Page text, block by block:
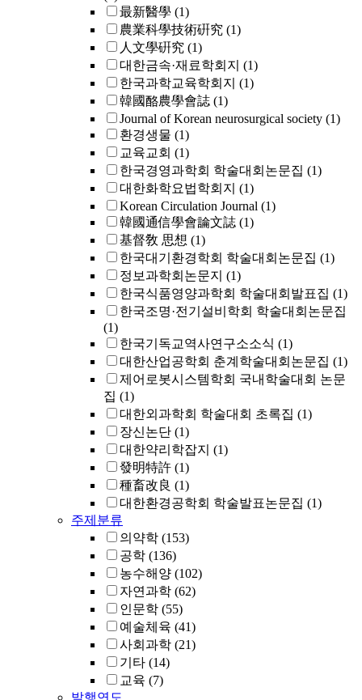
最新醫學 (1)
農業科學技術硏究 (1)
人文學硏究 (1)
대한금속·재료학회지 (1)
한국과학교육학회지 (1)
韓國酪農學會誌 (1)
Journal of Korean neurosurgical society (1)
환경생물 (1)
교육교회 (1)
한국경영과학회 학술대회논문집 (1)
대한화학요법학회지 (1)
Korean Circulation Journal (1)
韓國通信學會論文誌 (1)
基督敎 思想 (1)
한국대기환경학회 학술대회논문집 (1)
정보과학회논문지 (1)
한국식품영양과학회 학술대회발표집 (1)
한국조명·전기설비학회 학술대회논문집
(1)
한국기독교역사연구소소식 (1)
대한산업공학회 춘계학술대회논문집 (1)
제어로봇시스템학회 국내학술대회 논문
집 (1)
대한외과학회 학술대회 초록집 (1)
장신논단 (1)
대한약리학잡지 (1)
發明特許 (1)
種畜改良 (1)
대한환경공학회 학술발표논문집 (1)
주제분류
의약학 (153)
공학 (136)
농수해양 (102)
자연과학 (62)
인문학 (55)
예술체육 (41)
사회과학 (21)
기타 (14)
교육 (7)
발행연도